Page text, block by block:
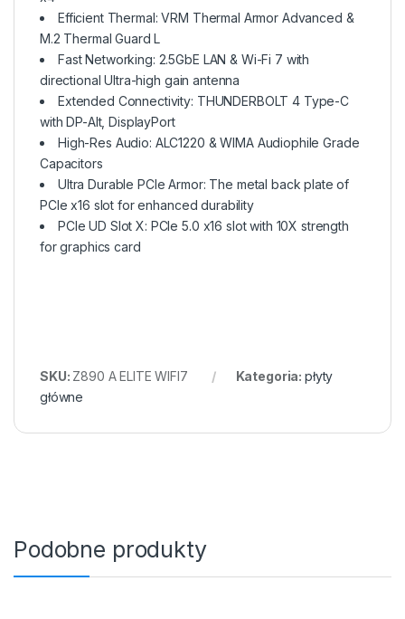
Efficient Thermal: VRM Thermal Armor Advanced &
M.2 Thermal Guard L
Fast Networking: 2.5GbE LAN & Wi-Fi 7 with
directional Ultra-high gain antenna
Extended Connectivity: THUNDERBOLT 4 Type-C
with DP-Alt, DisplayPort
High-Res Audio: ALC1220 & WIMA Audiophile Grade
Capacitors
Ultra Durable PCIe Armor: The metal back plate of
PCIe x16 slot for enhanced durability
PCIe UD Slot X: PCIe 5.0 x16 slot with 10X strength
for graphics card
SKU: Z890 A ELITE WIFI7 Kategoria: płyty
główne
Podobne produkty